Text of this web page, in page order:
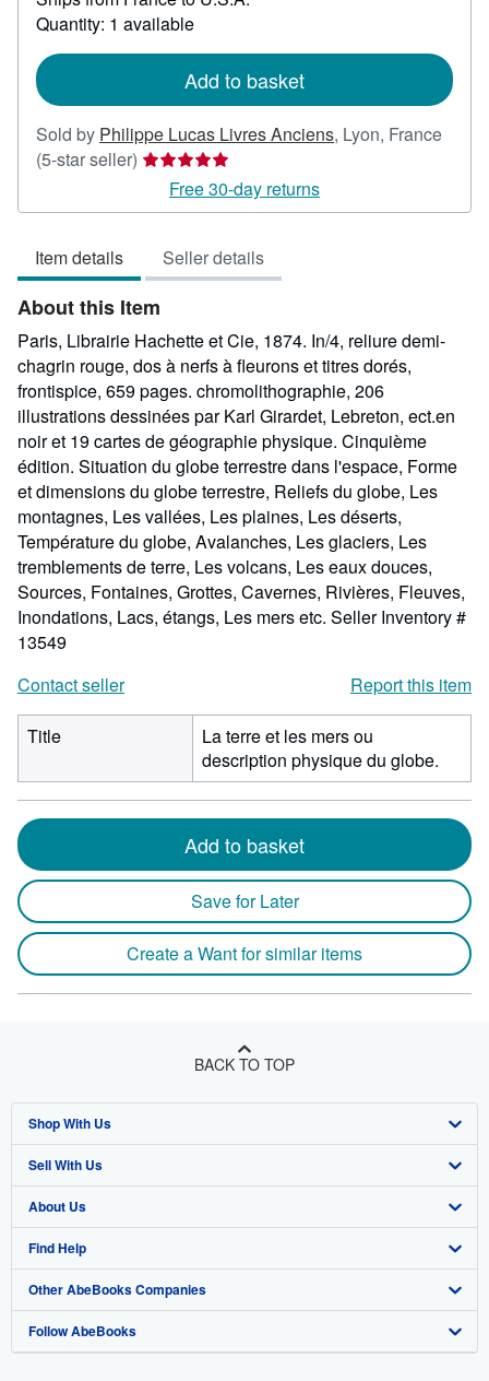
Quantity: 1 available
Add to basket
Sold by Philippe Lucas Livres Anciens, Lyon, France
(5-star seller) Seller
rating
5
5
stars
Free 30-day returns
Item details Seller details
About this Item
Paris, Librairie Hachette et Cie, 1874. In/4, reliure demi-
chagrin rouge, dos à nerfs à fleurons et titres dorés,
frontispice, 659 pages. chromolithographie, 206
illustrations dessinées par Karl Girardet, Lebreton, ect.en
noir et 19 cartes de géographie physique. Cinquième
édition. Situation du globe terrestre dans l'espace, Forme
et dimensions du globe terrestre, Reliefs du globe, Les
montagnes, Les vallées, Les plaines, Les déserts,
Température du globe, Avalanches, Les glaciers, Les
tremblements de terre, Les volcans, Les eaux douces,
Sources, Fontaines, Grottes, Cavernes, Rivières, Fleuves,
Inondations, Lacs, étangs, Les mers etc. Seller Inventory #
13549
Contact seller
Report this item
Title
La terre et les mers ou
description physique du globe.
Add to basket
Save for Later
Create a Want for similar items
BACK TO TOP
Shop With Us
Advanced Search
Browse Collections
My Account
My Orders
View Basket
Sell With Us
Start Selling
Join Our Affiliate Program
Book Buyback
Refer a seller
About Us
About AbeBooks
Media
Careers
Find Help
Help
Customer Support
Other AbeBooks Companies
AbeBooks.co.uk
Follow AbeBooks